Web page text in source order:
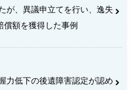
が、異議申立てを行い、逸失
額を獲得した事例
力低下の後遺障害認定が認め